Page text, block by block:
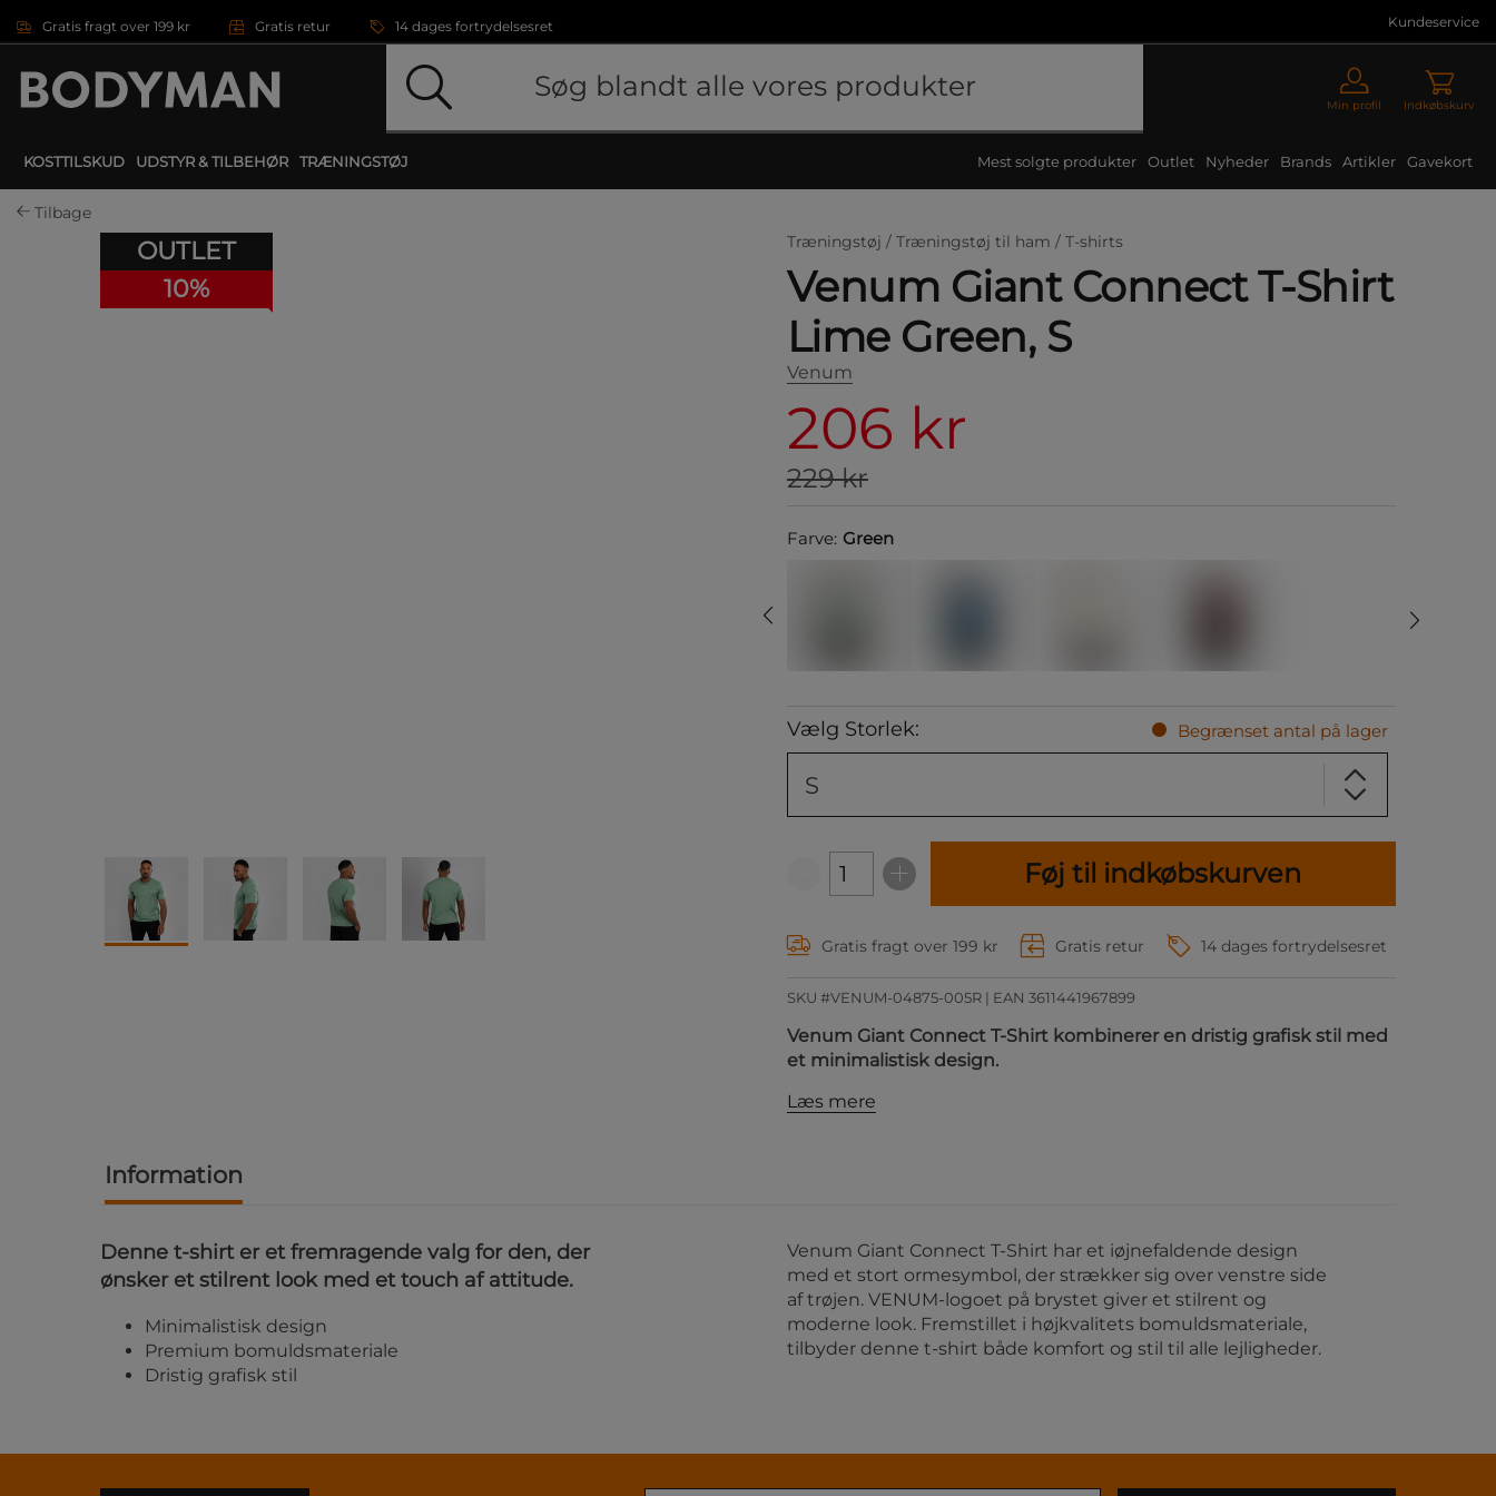
Gratis fragt over 199 kr Gratis retur 14 dages fortrydelsesret Kundeservice
Min profil Indkøbskurv
KOSTTILSKUD UDSTYR & TILBEHØR TRÆNINGSTØJ Mest solgte produkter Outlet Nyheder Brands Artikler Gavekort
Tilbage
OUTLET
10%
Træningstøj / Træningstøj til ham / T-shirts
Venum Giant Connect T-Shirt
Lime Green, S
Venum
206 kr
229 kr
Farve: Green
Vælg Storlek: Begrænset antal på lager
S
Føj til indkøbskurven
Gratis fragt over 199 kr Gratis retur 14 dages fortrydelsesret
SKU #VENUM-04875-005R | EAN 3611441967899
Venum Giant Connect T-Shirt kombinerer en dristig grafisk stil med
et minimalistisk design.
Læs mere
Information
Denne t-shirt er et fremragende valg for den, der
ønsker et stilrent look med et touch af attitude.
Minimalistisk design
Premium bomuldsmateriale
Dristig grafisk stil
Venum Giant Connect T-Shirt har et iøjnefaldende design
med et stort ormesymbol, der strækker sig over venstre side
af trøjen. VENUM-logoet på brystet giver et stilrent og
moderne look. Fremstillet i højkvalitets bomuldsmateriale,
tilbyder denne t-shirt både komfort og stil til alle lejligheder.